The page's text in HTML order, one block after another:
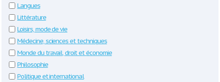
Langues
Littérature
Loisirs, mode de vie
Médecine, sciences et techniques
Monde du travail, droit et économie
Philosophie
Politique et international